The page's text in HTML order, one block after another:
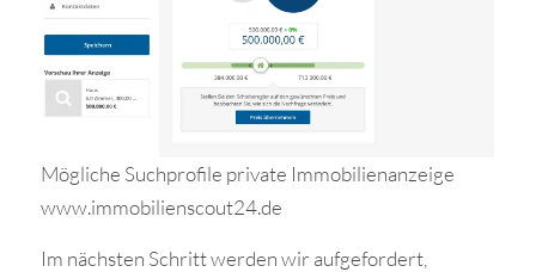
Mögliche Suchprofile private Immobilienanzeige
www.immobilienscout24.de
Im nächsten Schritt werden wir aufgefordert,